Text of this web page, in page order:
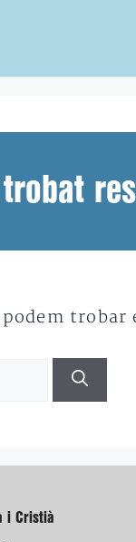
res
i Cristià